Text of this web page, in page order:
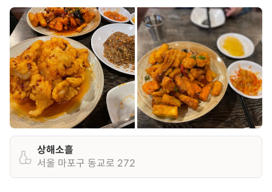
상해소흘
서울 마포구 동교로 272